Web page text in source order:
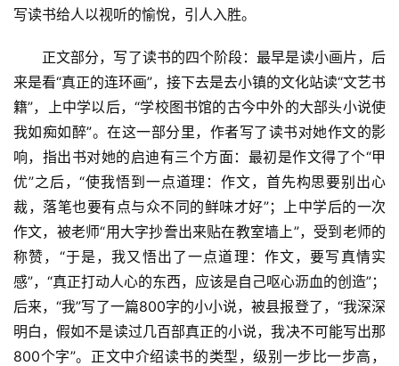
写读书给人以视听的愉悅，引人入胜。
正文部分，写了读书的四个阶段：最早是读小画片，后
来是看“真正的连环画”，接下去是去小镇的文化站读“文艺书
籍”，上中学以后，“学校图书馆的古今中外的大部头小说使
我如痴如醉”。在这一部分里，作者写了读书对她作文的影
响，指出书对她的启迪有三个方面：最初是作文得了个“甲
优”之后，“使我悟到一点道理：作文，首先构思要别出心
裁，落笔也要有点与众不同的鲜味才好”；上中学后的一次
作文，被老师“用大字抄誊出来贴在教室墙上”，受到老师的
称赞，“于是，我又悟出了一点道理：作文，要写真情实
感”，“真正打动人心的东西，应该是自己呕心沥血的创造”；
后来，“我”写了一篇800字的小小说，被县报登了，“我深深
明白，假如不是读过几百部真正的小说，我决不可能写出那
800个字”。正文中介绍读书的类型，级别一步比一步高，